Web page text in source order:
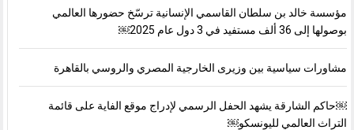
مؤسسة خالد بن سلطان القاسمي الإنسانية ترسّخ حضورها العالمي
بوصولها إلى 36 ألف مستفيد في 3 دول عام 2025￼
مشاورات سياسية بين وزيرى الخارجية المصري والروسي بالقاهرة
￼حاكم الشارقة يشهد الحفل الرسمي لإدراج موقع الفاية على قائمة
التراث العالمي لليونسكو￼